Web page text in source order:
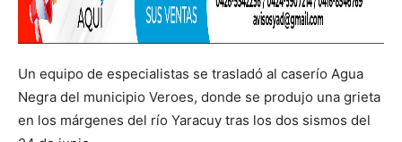
Un equipo de especialistas se trasladó al caserío Agua
Negra del municipio Veroes, donde se produjo una grieta
en los márgenes del río Yaracuy tras los dos sismos del